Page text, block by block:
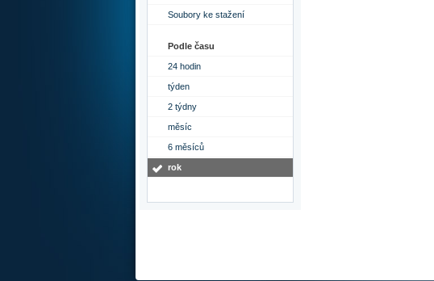
Soubory ke stažení
Podle času
24 hodin
týden
2 týdny
měsíc
6 měsíců
rok